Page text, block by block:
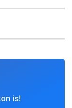
is!